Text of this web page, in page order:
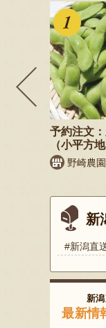
予約注文
（小平方地
野崎農園
新
#新潟直
新
最新情